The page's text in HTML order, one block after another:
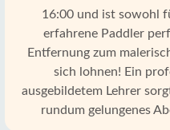
16:00 und ist sowohl
erfahrene Paddler
Entfernung zum
sich lohnen! Ein
ausgebildetem Lehrer
rundum gelungenes